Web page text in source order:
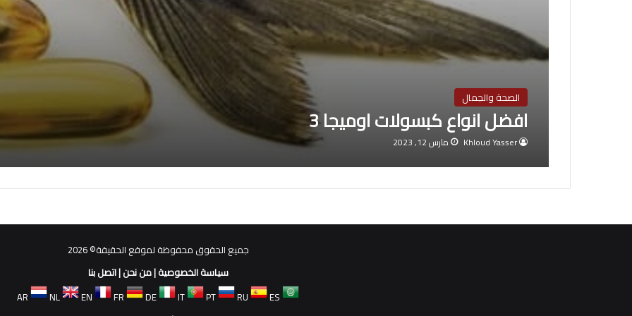
الصحة والجمال
افضل انواع كبسولات اوميجا 3
Khloud Yasser مارس 12, 2023
جميع الحقوق محفوظة لموقع الحقيقة© 2026
سياسة الخصوصية|من نحن|اتصل بنا
AR
NL EN FR DE IT PT RU
ES